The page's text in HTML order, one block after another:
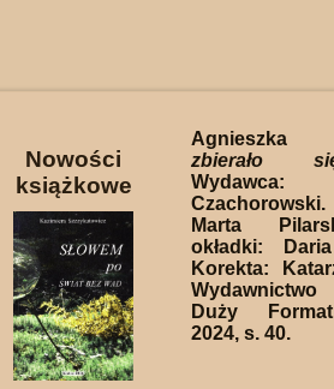
Nowości
książkowe
Agnieszka
zbierało
Marta
okładki:
Korekta:
Duży
2024, s. 40.